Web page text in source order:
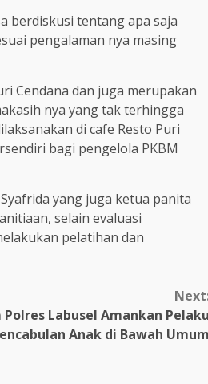
berdiskusi tentang apa saja
pengalaman nya masing
Cendana dan juga merupakan
nya yang tak terhingga
di cafe Resto Puri
bagi pengelola PKBM
yang juga ketua panita
selain evaluasi
pelatihan dan
Labusel Amankan
Anak di Bawah